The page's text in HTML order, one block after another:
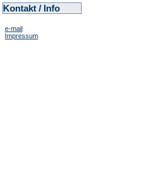
Kontakt / Info
e-mail
Impressum